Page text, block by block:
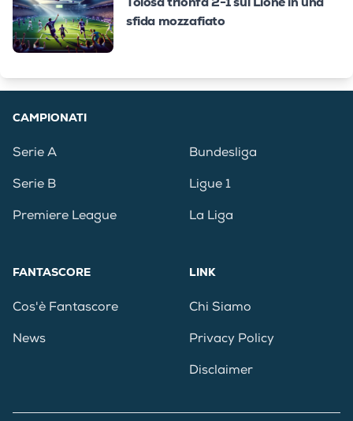
sfida mozzafiato
CAMPIONATI
Serie A
Serie B
Premiere League
Bundesliga
Ligue 1
La Liga
FANTASCORE
Cos'è Fantascore
News
LINK
Chi Siamo
Privacy Policy
Disclaimer